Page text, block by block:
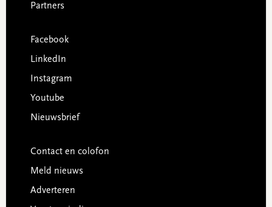
Partners
Facebook
LinkedIn
Instagram
Youtube
Nieuwsbrief
Contact en colofon
Meld nieuws
Adverteren